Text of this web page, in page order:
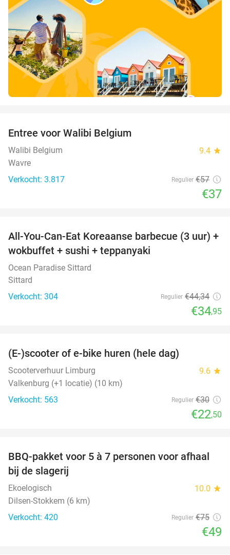
Entree voor Walibi Belgium
Walibi Belgium 9.4 star
Wavre
Verkocht: 3.817
Regulier €57
€37
21%
All-You-Can-Eat Koreaanse barbecue (3 uur) +
wokbuffet + sushi + teppanyaki
Ocean Paradise Sittard
Sittard
Verkocht: 304
Regulier €44,34
€34,95
(E-)scooter of e-bike huren (hele dag)
Scooterverhuur Limburg 9.6 star
Valkenburg (+1 locatie) (10 km)
Verkocht: 563
Regulier €30
€22,50
35%
BBQ-pakket voor 5 à 7 personen voor afhaal
bij de slagerij
Ekoelogisch 10.0 star
Dilsen-Stokkem (6 km)
Verkocht: 420
Regulier €75
€49